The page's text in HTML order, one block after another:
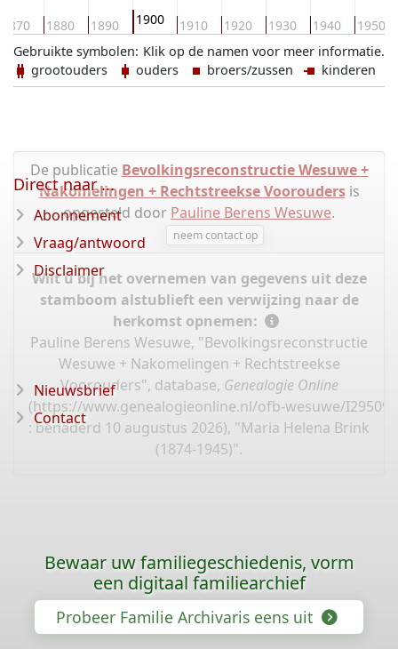
1870 1880 1890 1900 1910 1920 1930 1940 1950
Klik op de namen voor meer informatie.
Gebruikte symbolen:
grootouders
ouders broers/zussen kinderen
De publicatie Bevolkingsreconstructie Wesuwe +
Nakomelingen + Rechtstreekse Vooroudersis
opgesteld door Pauline Berens Wesuwe.
neem contact op
Wilt u bij het overnemen van gegevens uit deze
stamboom alstublieft een verwijzing naar de
herkomst opnemen:
Pauline Berens Wesuwe, "Bevolkingsreconstructie
Wesuwe + Nakomelingen + Rechtstreekse
Voorouders", database, Genealogie Online
(https://www.genealogieonline.nl/ofb-wesuwe/
: benaderd 10 augustus 2026), "Maria Helena Brink
(1874-1945)".
Direct naar ...
Abonnement
Vraag/antwoord
Disclaimer
Nieuwsbrief
Contact
Bewaar uw familiegeschiedenis, vorm
een digitaal familiearchief
Probeer Familie Archivaris eens uit